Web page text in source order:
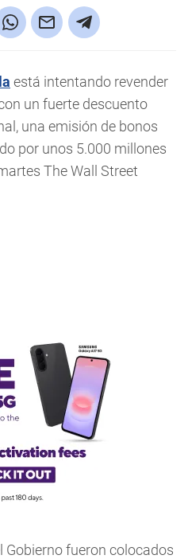
está intentando revender
un fuerte descuento
una emisión de bonos
por unos 5.000 millones
The Wall Street
Gobierno fueron colocados